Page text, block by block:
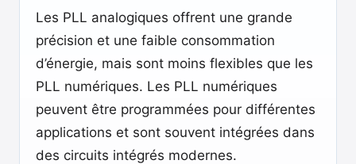
Les PLL analogiques offrent une grande
précision et une faible consommation
d’énergie, mais sont moins flexibles que les
PLL numériques. Les PLL numériques
peuvent être programmées pour différentes
applications et sont souvent intégrées dans
des circuits intégrés modernes.